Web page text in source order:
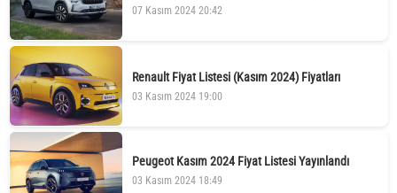
07 Kasım 2024 20:42
Renault Fiyat Listesi (Kasım 2024) Fiyatları
03 Kasım 2024 19:00
Peugeot Kasım 2024 Fiyat Listesi Yayınlandı
03 Kasım 2024 18:49